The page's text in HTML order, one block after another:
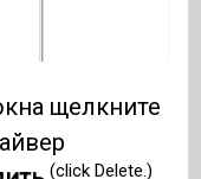
щелкните
(click Delete.)